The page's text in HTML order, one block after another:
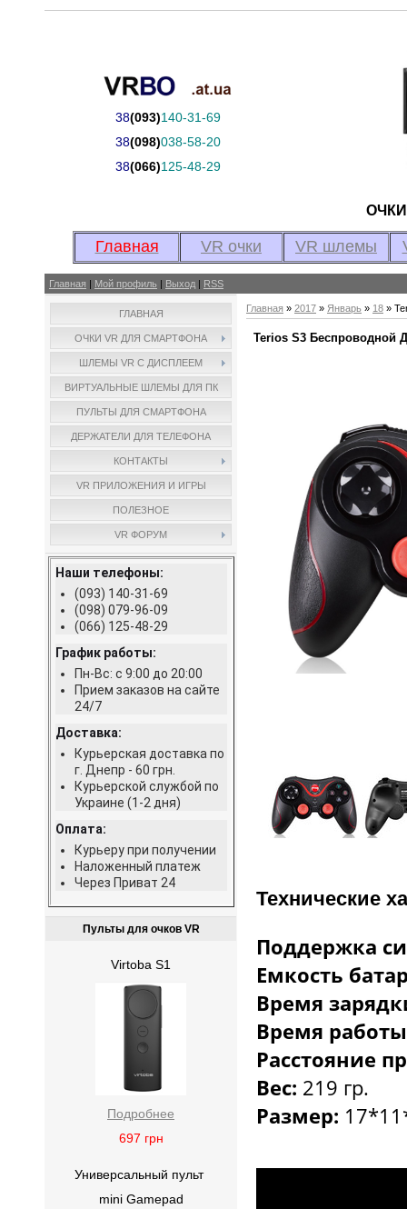
38(093)140-31-69
38(098)038-58-20
38(066)125-48-29
Главная VR очки VR шлемы
Главная | Мой профиль | Выход | RSS
ГЛАВНАЯ
ОЧКИ VR ДЛЯ СМАРТФОНА
ШЛЕМЫ VR С ДИСПЛЕЕМ
ВИРТУАЛЬНЫЕ ШЛЕМЫ ДЛЯ ПК
ПУЛЬТЫ ДЛЯ СМАРТФОНА
ДЕРЖАТЕЛИ ДЛЯ ТЕЛЕФОНА
КОНТАКТЫ
VR ПРИЛОЖЕНИЯ И ИГРЫ
ПОЛЕЗНОЕ
VR ФОРУМ
Наши телефоны:
(093) 140-31-69
(098) 079-96-09
(066) 125-48-29
График работы:
Пн-Вс: с 9:00 до 20:00
Прием заказов на сайте
24/7
Доставка:
Курьерская доставка по
г. Днепр - 60 грн.
Курьерской службой по
Украине (1-2 дня)
Оплата:
Курьеру при получении
Наложенный платеж
Через Приват 24
Пульты для очков VR
Virtoba S1
Подробнее
697 грн
Универсальный пульт
mini Gamepad
Главная » 2017 » Январь » 18 »
Terios S3 Беспроводной
Технические
Поддержка
Емкость
Время
Время
Расстояние
Вес: 219 гр.
Размер: